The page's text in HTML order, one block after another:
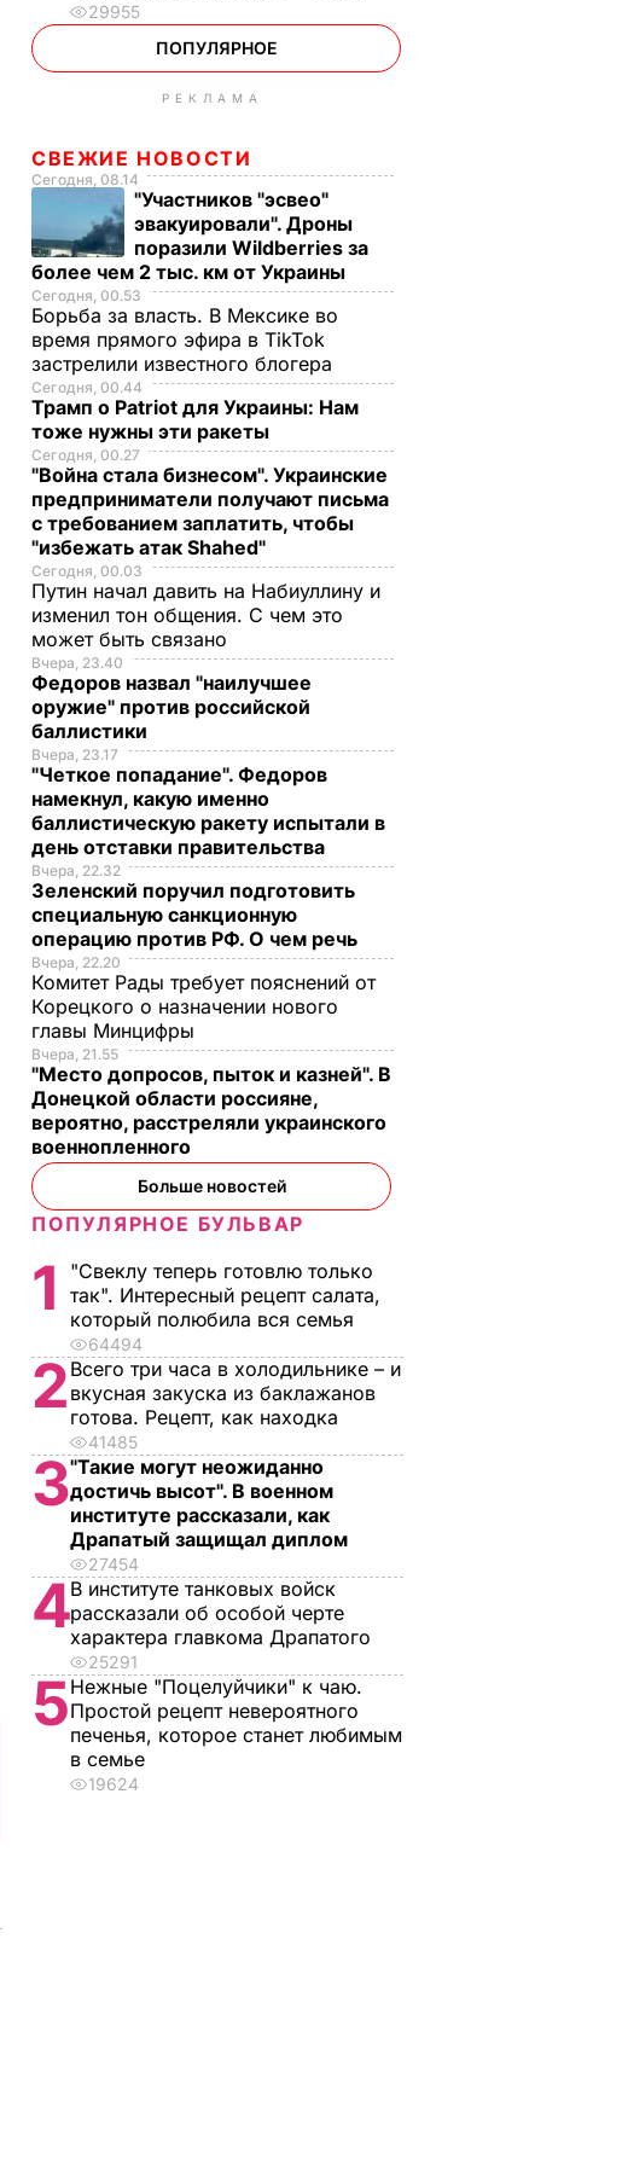
29955
ПОПУЛЯРНОЕ
РЕКЛАМА
СВЕЖИЕ НОВОСТИ
Сегодня, 08.14
"Участников "эсвео"
эвакуировали". Дроны
поразили Wildberries за
более чем 2 тыс. км от Украины
Сегодня, 00.53
Борьба за власть. В Мексике во
время прямого эфира в TikTok
застрелили известного блогера
Сегодня, 00.44
Трамп о Patriot для Украины: Нам
тоже нужны эти ракеты
Сегодня, 00.27
"Война стала бизнесом". Украинские
предприниматели получают письма
с требованием заплатить, чтобы
"избежать атак Shahed"
Сегодня, 00.03
Путин начал давить на Набиуллину и
изменил тон общения. С чем это
может быть связано
Вчера, 23.40
Федоров назвал "наилучшее
оружие" против российской
баллистики
Вчера, 23.17
"Четкое попадание". Федоров
намекнул, какую именно
баллистическую ракету испытали в
день отставки правительства
Вчера, 22.32
Зеленский поручил подготовить
специальную санкционную
операцию против РФ. О чем речь
Вчера, 22.20
Комитет Рады требует пояснений от
Корецкого о назначении нового
главы Минцифры
Вчера, 21.55
"Место допросов, пыток и казней". В
Донецкой области россияне,
вероятно, расстреляли украинского
военнопленного
Больше новостей
ПОПУЛЯРНОЕ БУЛЬВАР
1
"Свеклу теперь готовлю только
так". Интересный рецепт салата,
который полюбила вся семья
64494
2 Всего три часа в холодильнике – и
вкусная закуска из баклажанов
готова. Рецепт, как находка
41485
3"Такие могут неожиданно
достичь высот". В военном
институте рассказали, как
Драпатый защищал диплом
27454
4В институте танковых войск
рассказали об особой черте
характера главкома Драпатого
25291
5Нежные "Поцелуйчики" к чаю.
Простой рецепт невероятного
печенья, которое станет любимым
в семье
19624